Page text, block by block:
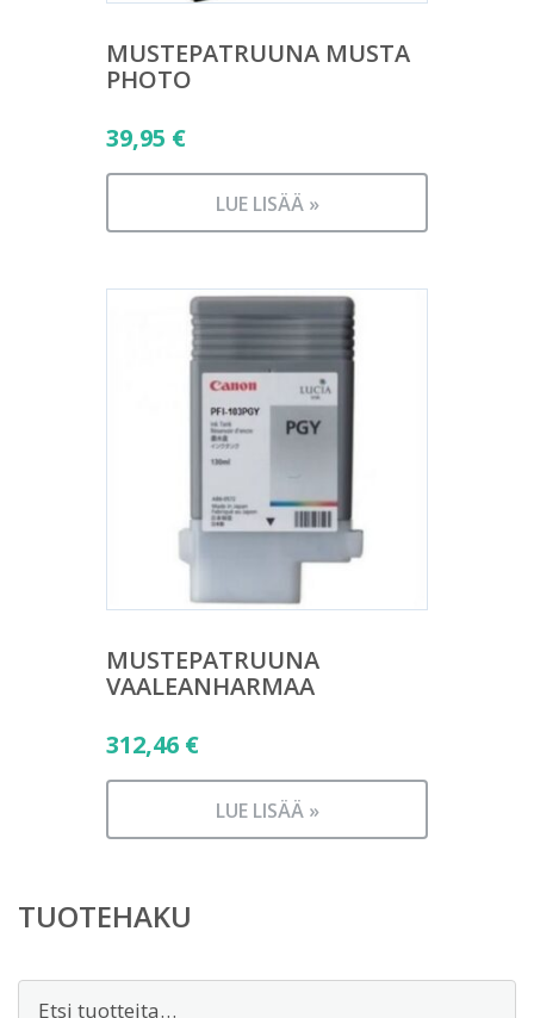
MUSTEPATRUUNA MUSTA
PHOTO
39,95 €
LUE LISÄÄ »
MUSTEPATRUUNA
VAALEANHARMAA
312,46 €
LUE LISÄÄ »
TUOTEHAKU